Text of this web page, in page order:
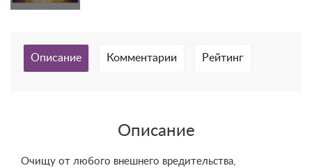
Описание Комментарии Рейтинг
Описание
Очищу от любого внешнего вредительства,